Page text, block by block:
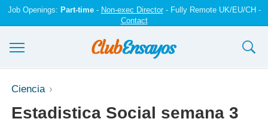
Job Openings: Part-time- Non-exec Director- Fully Remote UK/EU/CH -
Contact
Ensayos y trabajos
Registrarse
Ciencia
Estadistica Social semana 3